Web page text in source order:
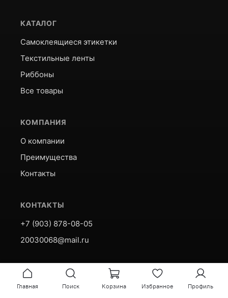
КАТАЛОГ
Самоклеящиеся этикетки
Текстильные ленты
Риббоны
Все товары
КОМПАНИЯ
О компании
Преимущества
Контакты
КОНТАКТЫ
+7 (903) 878-08-05
20030068@mail.ru
© 2026 Этикетка37
Главная Поиск Корзина Избранное Профиль